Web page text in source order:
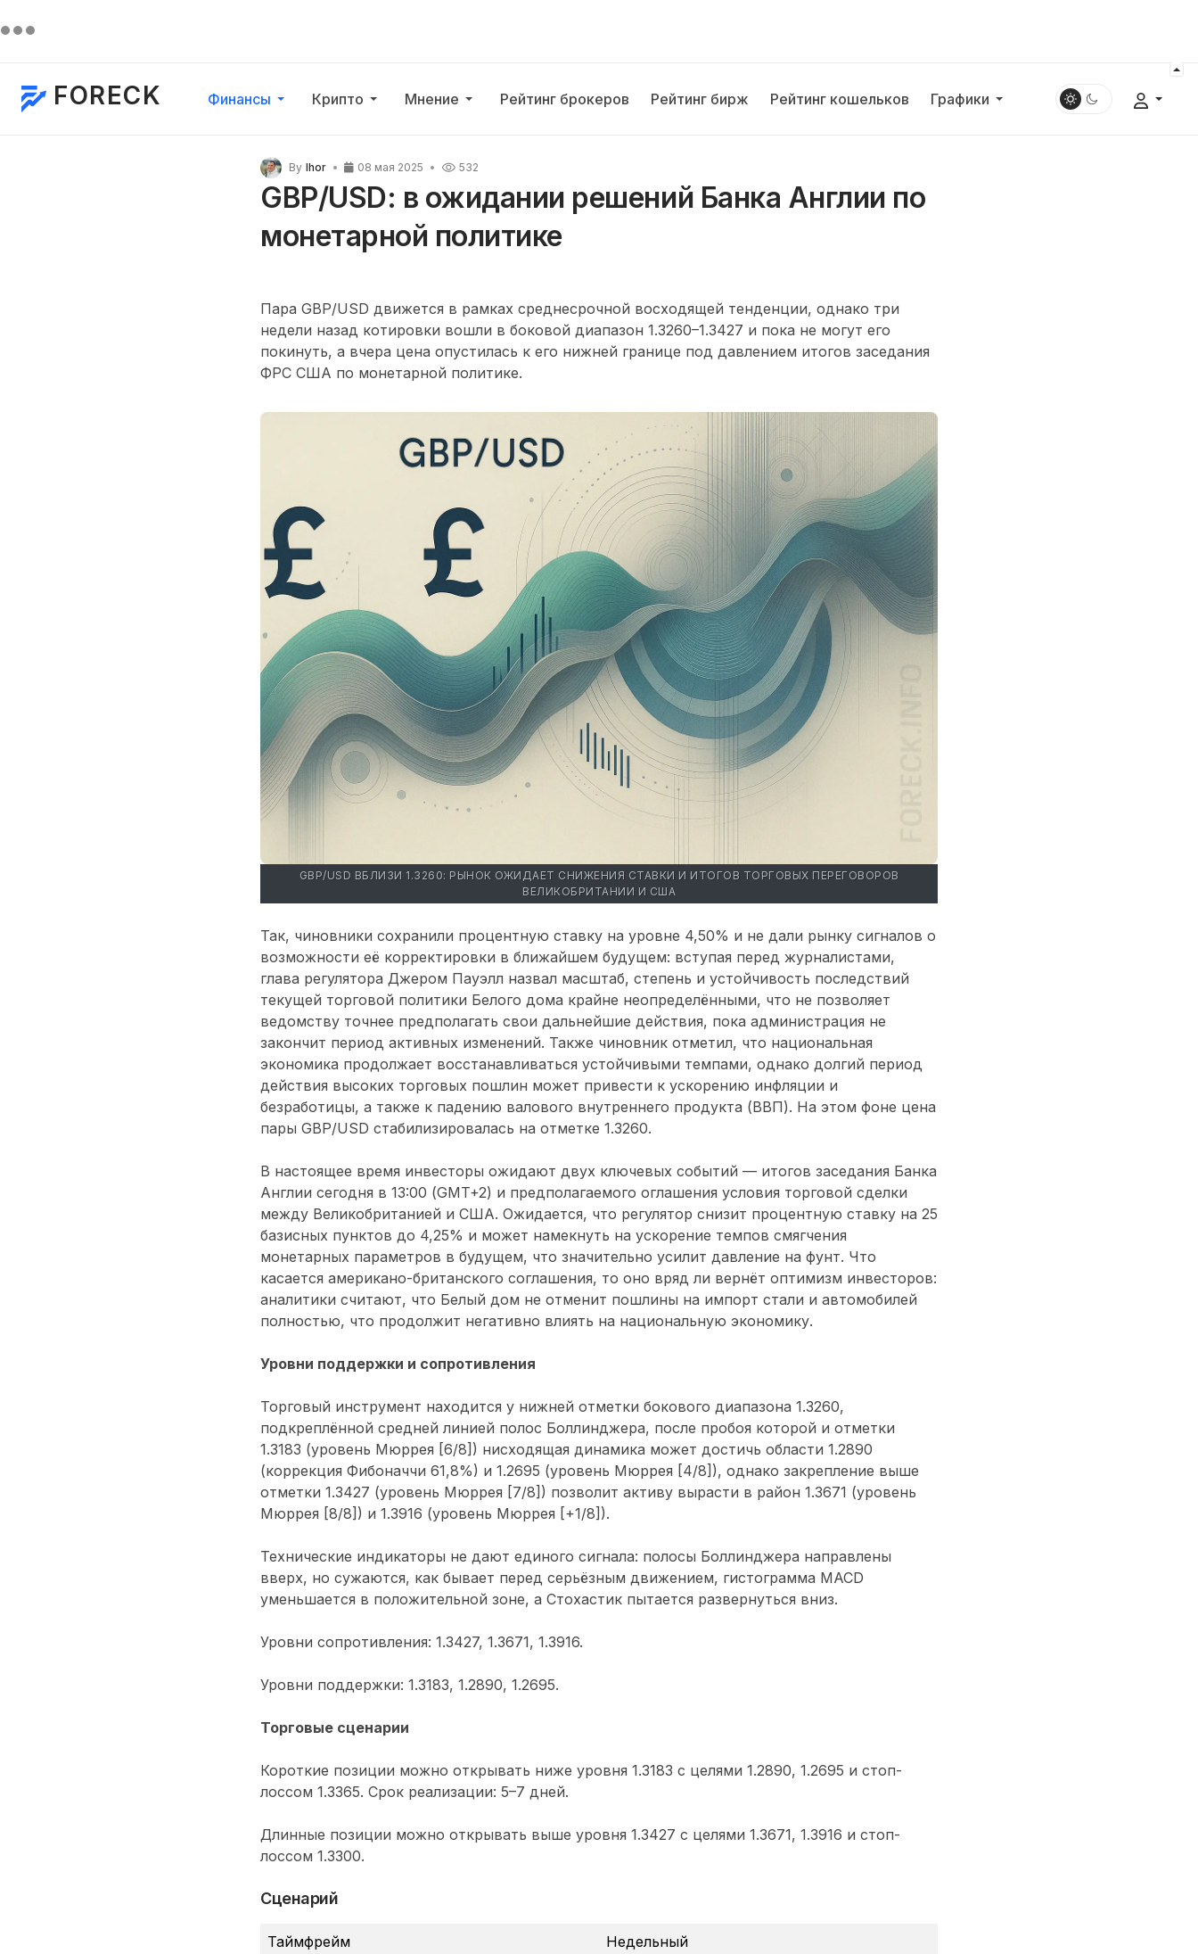
FORECK Финансы Крипто Мнение Рейтинг брокеров Рейтинг бирж Рейтинг кошельков Графики
By Ihor 08 мая 2025 532
GBP/USD: в ожидании решений Банка Англии по
монетарной политике
Пара GBP/USD движется в рамках среднесрочной восходящей тенденции, однако три
недели назад котировки вошли в боковой диапазон 1.3260–1.3427 и пока не могут его
покинуть, а вчера цена опустилась к его нижней границе под давлением итогов заседания
ФРС США по монетарной политике.
GBP/USD ВБЛИЗИ 1.3260: РЫНОК ОЖИДАЕТ СНИЖЕНИЯ СТАВКИ И ИТОГОВ ТОРГОВЫХ ПЕРЕГОВОРОВ
ВЕЛИКОБРИТАНИИ И США
Так, чиновники сохранили процентную ставку на уровне 4,50% и не дали рынку сигналов о
возможности её корректировки в ближайшем будущем: вступая перед журналистами,
глава регулятора Джером Пауэлл назвал масштаб, степень и устойчивость последствий
текущей торговой политики Белого дома крайне неопределёнными, что не позволяет
ведомству точнее предполагать свои дальнейшие действия, пока администрация не
закончит период активных изменений. Также чиновник отметил, что национальная
экономика продолжает восстанавливаться устойчивыми темпами, однако долгий период
действия высоких торговых пошлин может привести к ускорению инфляции и
безработицы, а также к падению валового внутреннего продукта (ВВП). На этом фоне цена
пары GBP/USD стабилизировалась на отметке 1.3260.
В настоящее время инвесторы ожидают двух ключевых событий — итогов заседания Банка
Англии сегодня в 13:00 (GMT+2) и предполагаемого оглашения условия торговой сделки
между Великобританией и США. Ожидается, что регулятор снизит процентную ставку на 25
базисных пунктов до 4,25% и может намекнуть на ускорение темпов смягчения
монетарных параметров в будущем, что значительно усилит давление на фунт. Что
касается американо-британского соглашения, то оно вряд ли вернёт оптимизм инвесторов:
аналитики считают, что Белый дом не отменит пошлины на импорт стали и автомобилей
полностью, что продолжит негативно влиять на национальную экономику.
Уровни поддержки и сопротивления
Торговый инструмент находится у нижней отметки бокового диапазона 1.3260,
подкреплённой средней линией полос Боллинджера, после пробоя которой и отметки
1.3183 (уровень Мюррея [6/8]) нисходящая динамика может достичь области 1.2890
(коррекция Фибоначчи 61,8%) и 1.2695 (уровень Мюррея [4/8]), однако закрепление выше
отметки 1.3427 (уровень Мюррея [7/8]) позволит активу вырасти в район 1.3671 (уровень
Мюррея [8/8]) и 1.3916 (уровень Мюррея [+1/8]).
Технические индикаторы не дают единого сигнала: полосы Боллинджера направлены
вверх, но сужаются, как бывает перед серьёзным движением, гистограмма MACD
уменьшается в положительной зоне, а Стохастик пытается развернуться вниз.
Уровни сопротивления: 1.3427, 1.3671, 1.3916.
Уровни поддержки: 1.3183, 1.2890, 1.2695.
Торговые сценарии
Короткие позиции можно открывать ниже уровня 1.3183 с целями 1.2890, 1.2695 и стоп-
лоссом 1.3365. Срок реализации: 5–7 дней.
Длинные позиции можно открывать выше уровня 1.3427 с целями 1.3671, 1.3916 и стоп-
лоссом 1.3300.
Сценарий
Таймфрейм Недельный